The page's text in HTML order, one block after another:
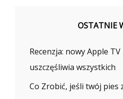
OSTATNIE
Recenzja: nowy Apple
uszczęśliwia wszystkich
Co Zrobić, jeśli twój pies